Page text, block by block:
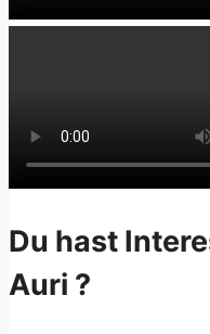
Du hast
Auri ?